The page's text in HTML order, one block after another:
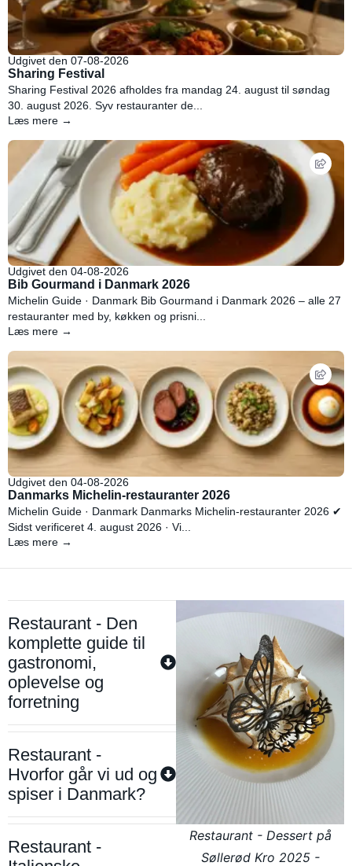
Udgivet den 07-08-2026
Sharing Festival
Sharing Festival 2026 afholdes fra mandag 24. august til søndag
30. august 2026. Syv restauranter de...
Læs mere →
Udgivet den 04-08-2026
Bib Gourmand i Danmark 2026
Michelin Guide · Danmark Bib Gourmand i Danmark 2026 – alle 27
restauranter med by, køkken og prisni...
Læs mere →
Udgivet den 04-08-2026
Danmarks Michelin-restauranter 2026
Michelin Guide · Danmark Danmarks Michelin-restauranter 2026 ✔
Sidst verificeret 4. august 2026 · Vi...
Læs mere →
Restaurant - Den
komplette guide til
gastronomi,
oplevelse og
forretning
Restaurant -
Hvorfor går vi ud og
spiser i Danmark?
Restaurant -
Restaurant - Dessert på
Søllerød Kro 2025 -